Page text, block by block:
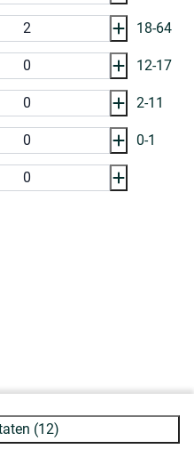
18-64
12-17
2-11
0-1
(12)